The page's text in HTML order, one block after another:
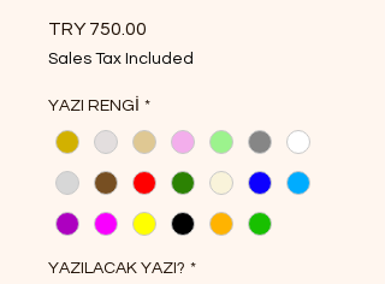
TRY 750.00
Sales Tax Included
YAZI RENGİ *
YAZILACAK YAZI? *